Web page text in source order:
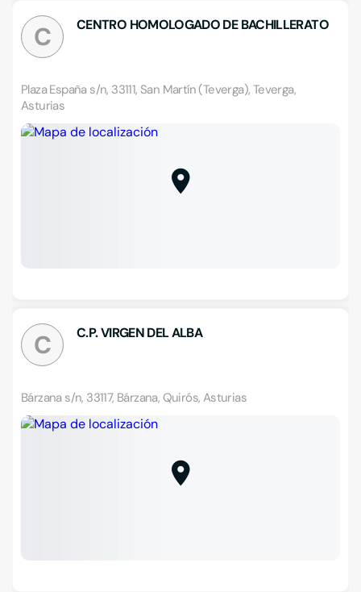
C CENTRO HOMOLOGADO DE BACHILLERATO
Plaza España s/n, 33111, San Martín (Teverga), Teverga,
Asturias
C C.P. VIRGEN DEL ALBA
Bárzana s/n, 33117, Bárzana, Quirós, Asturias